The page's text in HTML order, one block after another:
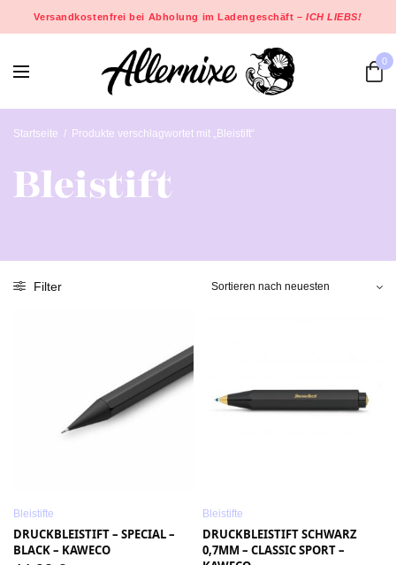
Versandkostenfrei bei Abholung im Ladengeschäft –ICH LIEBS!
0
Startseite / Produkte verschlagwortet mit „Bleistift“
Bleistift
Filter
Bleistifte
DRUCKBLEISTIFT – SPECIAL –
BLACK – KAWECO
Bleistifte
DRUCKBLEISTIFT SCHWARZ
0,7MM – CLASSIC SPORT –